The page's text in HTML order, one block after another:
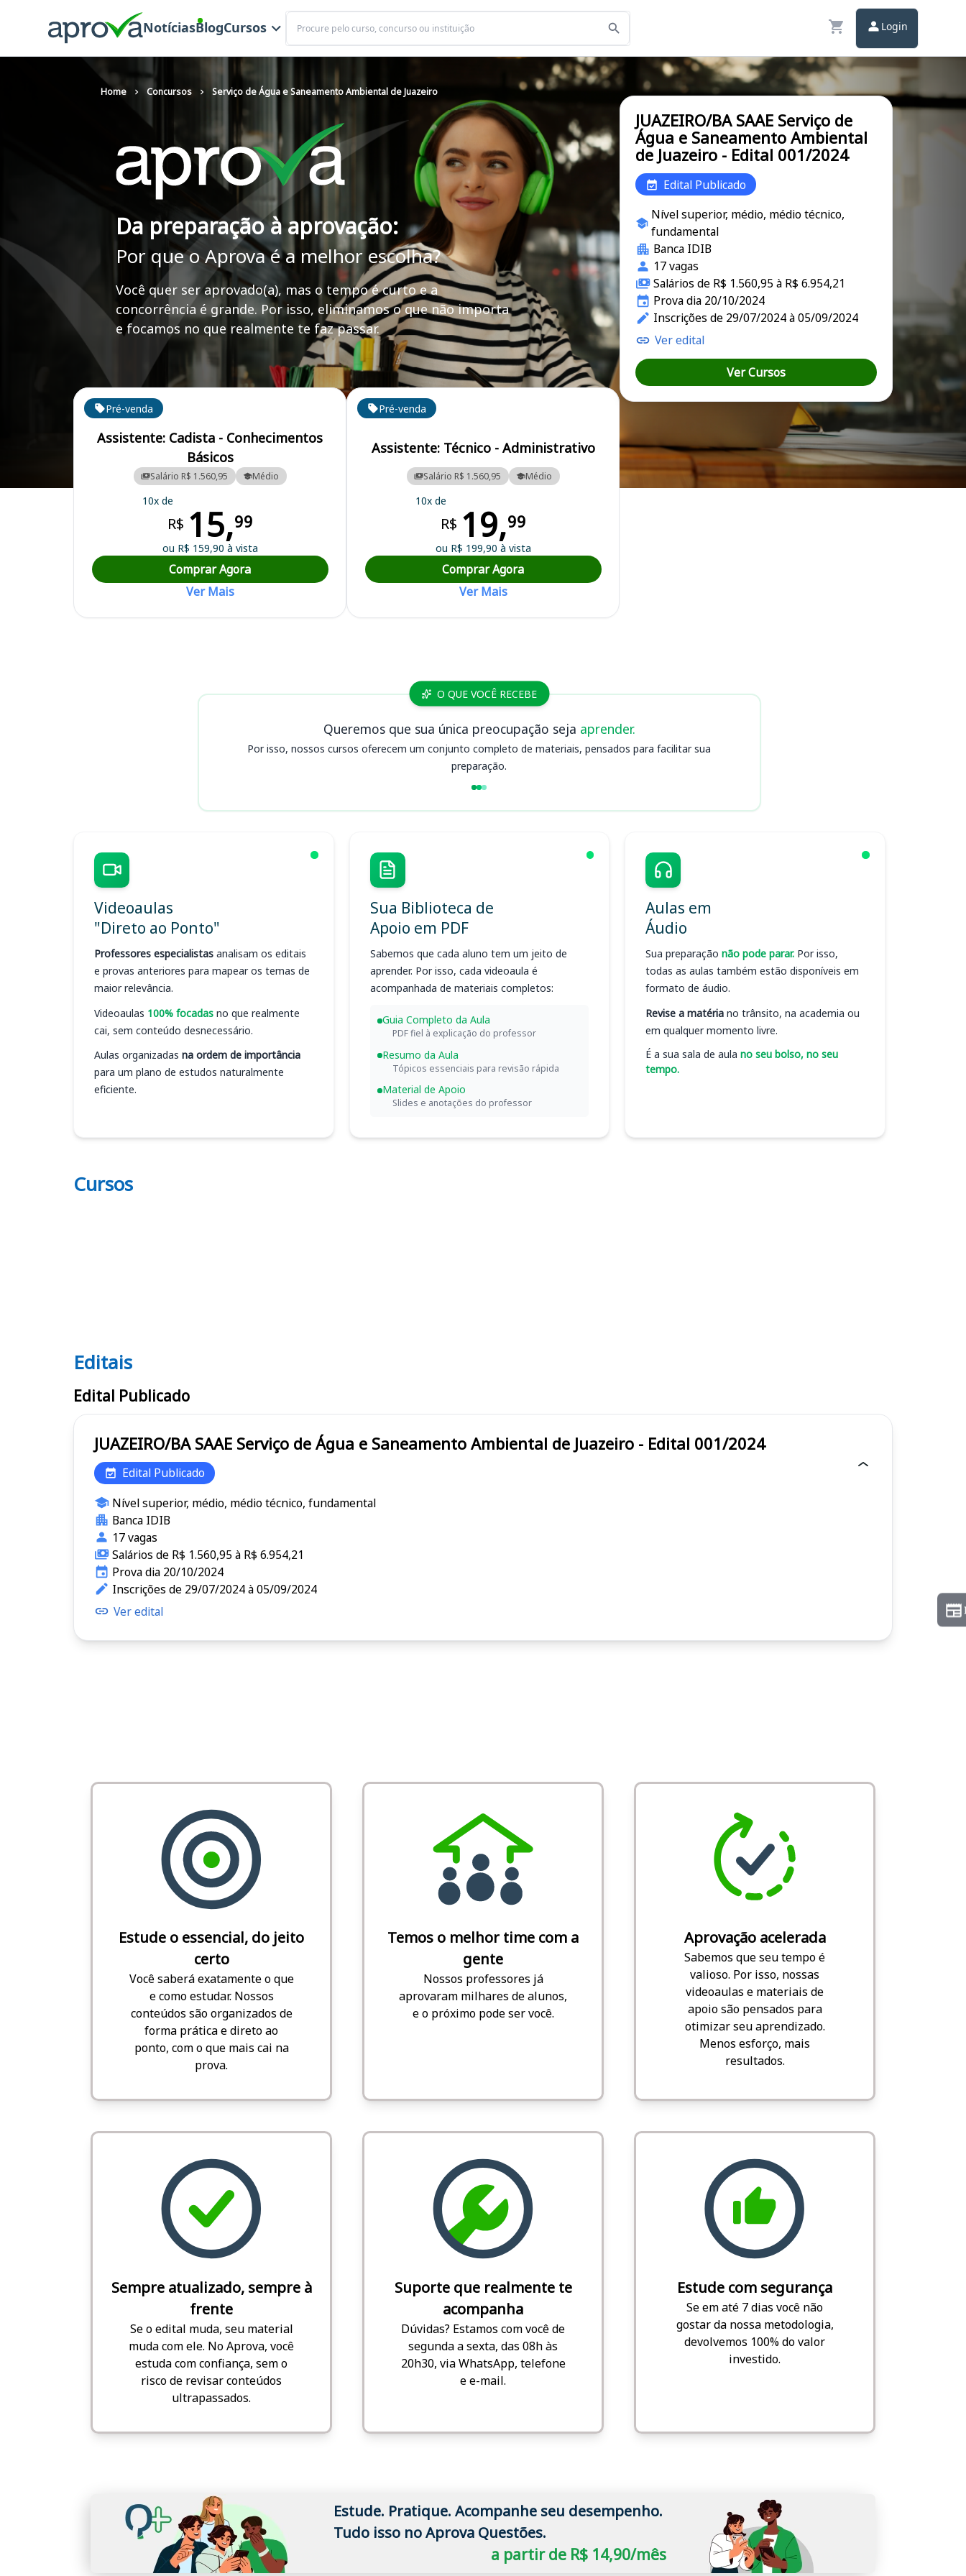
NotíciasBlogCursos
Buscar
Login
Home Concursos Serviço de Água e Saneamento Ambiental de Juazeiro
Da preparação à aprovação:
Por que o Aprova é a melhor escolha?
Você quer ser aprovado(a), mas o tempo é curto e a
concorrência é grande. Por isso, eliminamos o que não importa
e focamos no que realmente te faz passar.
Curso Preparatório para o Concurso SAAE - Serviço de Água e Saneamento Ambiental de Juazeiro
Cursos em destaque para passar no concurso SAAE
Pré-venda
Assistente: Cadista - Conhecimentos
Básicos
Salário R$ 1.560,95 Médio
10x de
R$ 15,99
ou R$ 159,90 à vista
Comprar Agora
Ver Mais
Pré-venda
Assistente: Técnico - Administrativo
Salário R$ 1.560,95 Médio
10x de
R$ 19,99
ou R$ 199,90 à vista
Comprar Agora
Ver Mais
JUAZEIRO/BA SAAE Serviço de
Água e Saneamento Ambiental
de Juazeiro - Edital 001/2024
Edital Publicado
Nível superior, médio, médio técnico,
fundamental
Banca IDIB
17 vagas
Salários de R$ 1.560,95 à R$ 6.954,21
Prova dia 20/10/2024
Inscrições de 29/07/2024 à 05/09/2024
Ver edital
Ver Cursos
O QUE VOCÊ RECEBE
Queremos que sua única preocupação seja aprender.
Por isso, nossos cursos oferecem um conjunto completo de materiais, pensados para facilitar sua
preparação.
Videoaulas
"Direto ao Ponto"
Professores especialistas analisam os editais
e provas anteriores para mapear os temas de
maior relevância.
Videoaulas 100% focadas no que realmente
cai, sem conteúdo desnecessário.
Aulas organizadas na ordem de importância
para um plano de estudos naturalmente
eficiente.
Sua Biblioteca de
Apoio em PDF
Sabemos que cada aluno tem um jeito de
aprender. Por isso, cada videoaula é
acompanhada de materiais completos:
Guia Completo da Aula
PDF fiel à explicação do professor
Resumo da Aula
Tópicos essenciais para revisão rápida
Material de Apoio
Slides e anotações do professor
Aulas em
Áudio
Sua preparação não pode parar. Por isso,
todas as aulas também estão disponíveis em
formato de áudio.
Revise a matéria no trânsito, na academia ou
em qualquer momento livre.
É a sua sala de aula no seu bolso, no seu
tempo.
Cursos
Editais SAAE
Editais
Edital Publicado
JUAZEIRO/BA SAAE Serviço de Água e Saneamento Ambiental de Juazeiro - Edital 001/2024
Edital Publicado
Nível superior, médio, médio técnico, fundamental
Banca IDIB
17 vagas
Salários de R$ 1.560,95 à R$ 6.954,21
Prova dia 20/10/2024
Inscrições de 29/07/2024 à 05/09/2024
Ver edital
Estude o essencial, do jeito
certo
Você saberá exatamente o que
e como estudar. Nossos
conteúdos são organizados de
forma prática e direto ao
ponto, com o que mais cai na
prova.
Temos o melhor time com a
gente
Nossos professores já
aprovaram milhares de alunos,
e o próximo pode ser você.
Aprovação acelerada
Sabemos que seu tempo é
valioso. Por isso, nossas
videoaulas e materiais de
apoio são pensados para
otimizar seu aprendizado.
Menos esforço, mais
resultados.
Sempre atualizado, sempre à
frente
Se o edital muda, seu material
muda com ele. No Aprova, você
estuda com confiança, sem o
risco de revisar conteúdos
ultrapassados.
Suporte que realmente te
acompanha
Dúvidas? Estamos com você de
segunda a sexta, das 08h às
20h30, via WhatsApp, telefone
e e-mail.
Estude com segurança
Se em até 7 dias você não
gostar da nossa metodologia,
devolvemos 100% do valor
investido.
Estude. Pratique. Acompanhe seu desempenho.
Tudo isso no Aprova Questões.
a partir de R$ 14,90/mês